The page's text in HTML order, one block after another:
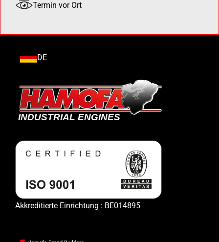
Termin vor Ort
DE
Akkreditierte Einrichtung : BE014895